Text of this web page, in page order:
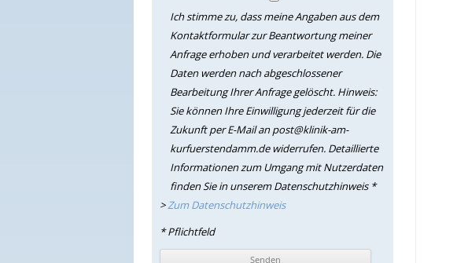
Ich stimme zu, dass meine Angaben aus dem
Kontaktformular zur Beantwortung meiner
Anfrage erhoben und verarbeitet werden. Die
Daten werden nach abgeschlossener
Bearbeitung Ihrer Anfrage gelöscht. Hinweis:
Sie können Ihre Einwilligung jederzeit für die
Zukunft per E-Mail an post@klinik-am-
kurfuerstendamm.de widerrufen. Detaillierte
Informationen zum Umgang mit Nutzerdaten
finden Sie in unserem Datenschutzhinweis *
>Zum Datenschutzhinweis
* Pflichtfeld